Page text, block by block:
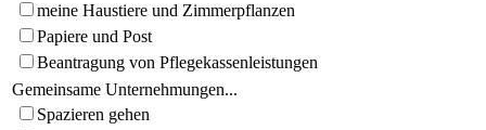
meine Haustiere und Zimmerpflanzen
Papiere und Post
Beantragung von Pflegekassenleistungen
Gemeinsame Unternehmungen...
Spazieren gehen